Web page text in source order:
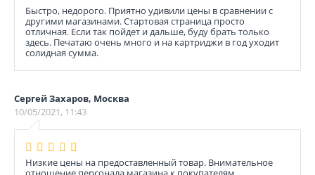
Быстро, недорого. Приятно удивили цены в сравнении с
другими магазинами. Стартовая страница просто
отличная. Если так пойдет и дальше, буду брать только
здесь. Печатаю очень много и на картриджи в год уходит
солидная сумма.
Сергей Захаров, Москва
10/05/2021, 11:43
Низкие цены на предоставленный товар. Внимательное